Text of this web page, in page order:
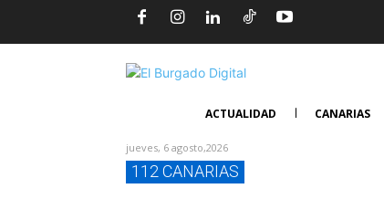
ACTUALIDAD CANARIAS
jueves, 6 agosto,2026
112 CANARIAS